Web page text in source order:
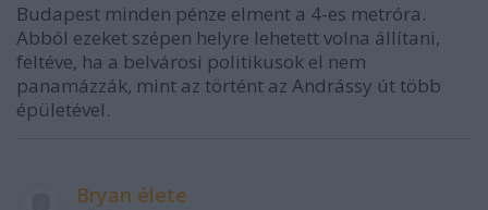
Budapest minden pénze elment a 4-es metróra.
Abból ezeket szépen helyre lehetett volna állítani,
feltéve, ha a belvárosi politikusok el nem
panamázzák, mint az történt az Andrássy út több
épületével.
Bryan élete